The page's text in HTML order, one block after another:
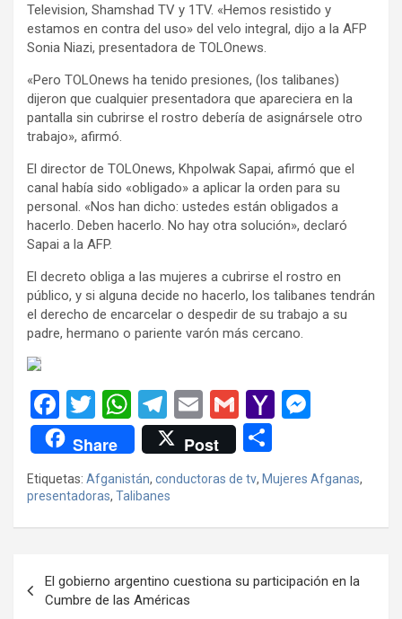
Television, Shamshad TV y 1TV. «Hemos resistido y
estamos en contra del uso» del velo integral, dijo a la AFP
Sonia Niazi, presentadora de TOLOnews.
«Pero TOLOnews ha tenido presiones, (los talibanes)
dijeron que cualquier presentadora que apareciera en la
pantalla sin cubrirse el rostro debería de asignársele otro
trabajo», afirmó.
El director de TOLOnews, Khpolwak Sapai, afirmó que el
canal había sido «obligado» a aplicar la orden para su
personal. «Nos han dicho: ustedes están obligados a
hacerlo. Deben hacerlo. No hay otra solución», declaró
Sapai a la AFP.
El decreto obliga a las mujeres a cubrirse el rostro en
público, y si alguna decide no hacerlo, los talibanes tendrán
el derecho de encarcelar o despedir de su trabajo a su
padre, hermano o pariente varón más cercano.
F
a
ce
b
o
k
T
wi
tt
er
W
h
at
s
A
p
T
el
e
gr
a
E
m
ail
G
m
ail
Y
o
o
ail
n
g
Share Post
o
m
p
tir
Etiquetas: Afganistán, conductoras de tv, Mujeres Afganas,
presentadoras, Talibanes
de
El gobierno argentino cuestiona su participación en la
Cumbre de las Américas